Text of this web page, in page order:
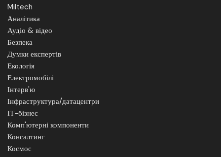
Miltech
Аналітика
Аудіо & відео
Безпека
Думки експертів
Екологія
Електромобілі
Інтерв'ю
Інфраструктура/датацентри
ІТ-бізнес
Комп'ютерні компоненти
Консалтинг
Космос